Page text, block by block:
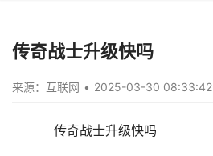
传奇战士升级快吗
来源：互联网 • 2025-03-30 08:33:42
传奇战士升级快吗